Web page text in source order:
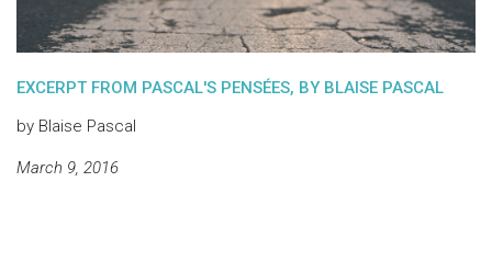
EXCERPT FROM PASCAL'S PENSÉES, BY BLAISE PASCAL
by Blaise Pascal
March 9, 2016